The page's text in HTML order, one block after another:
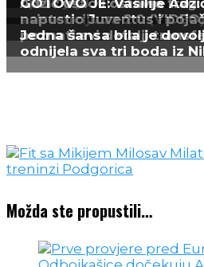
asistenciju za 2:0 (VIDEO)
napustio Juventus i
poznati svi detalji
Jedna šansa bila je
odnijela sva tri boda iz
Možda ste propustili…